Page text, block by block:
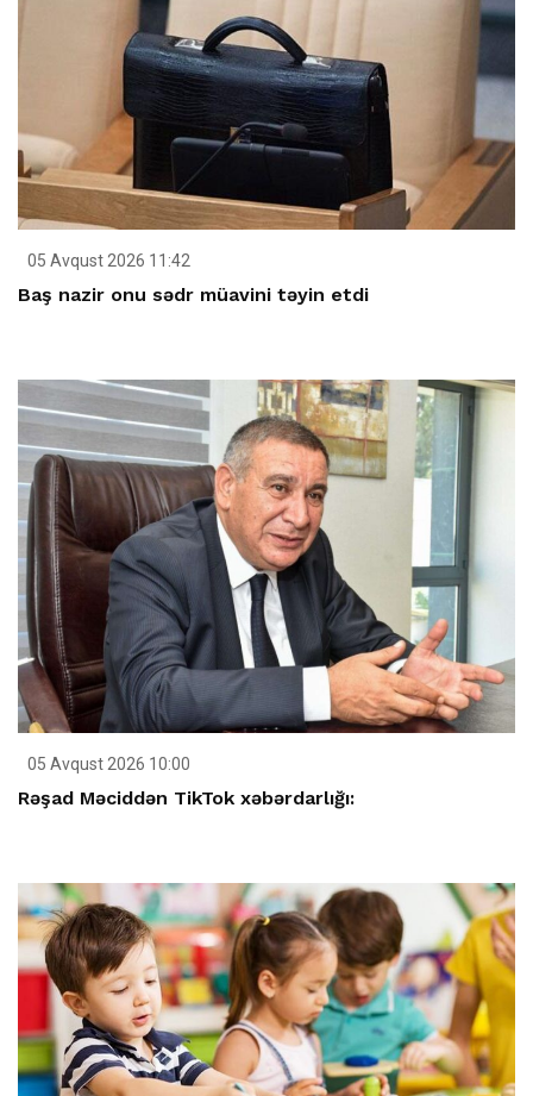
05 Avqust 2026 11:42
Baş nazir onu sədr müavini təyin etdi
05 Avqust 2026 10:00
Rəşad Məciddən TikTok xəbərdarlığı: